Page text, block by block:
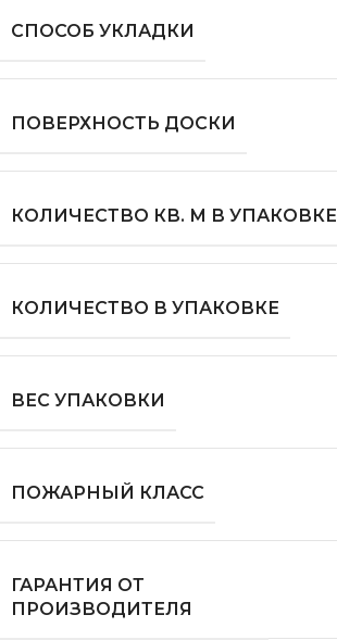
СПОСОБ УКЛАДКИ
ПОВЕРХНОСТЬ ДОСКИ
КОЛИЧЕСТВО КВ. М В УПАКОВКЕ
КОЛИЧЕСТВО В УПАКОВКЕ
ВЕС УПАКОВКИ
ПОЖАРНЫЙ КЛАСС
ГАРАНТИЯ ОТ
ПРОИЗВОДИТЕЛЯ